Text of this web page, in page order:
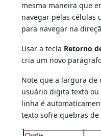
mesma maneira que
navegar pelas células
para navegar na
Usar a tecla Retorno
cria um novo
Note que a largura de
usuário digita texto
linha é
texto sofre quebras